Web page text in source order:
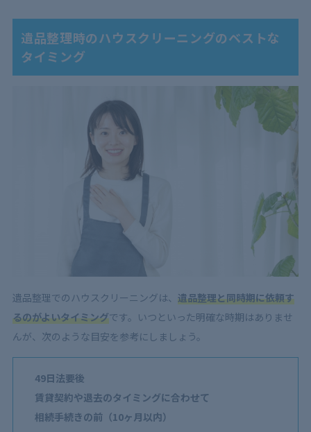
遺品整理時のハウスクリーニングのベストな
タイミング
遺品整理でのハウスクリーニングは、 遺品整理と同時期に依頼す
るのがよいタイミングです。いつといった明確な時期はありませ
んが、次のような目安を参考にしましょう。
49日法要後
賃貸契約や退去のタイミングに合わせて
相続手続きの前（10ヶ月以内）